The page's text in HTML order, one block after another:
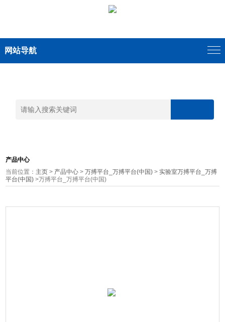
网站导航
产品中心
当前位置： 主页 > 产品中心 >万搏平台_万搏平台(中国) >实验室万搏平台_万搏
平台(中国) >万搏平台_万搏平台(中国)